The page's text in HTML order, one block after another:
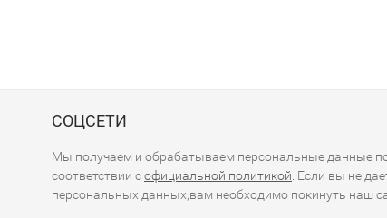
СОЦСЕТИ
Мы получаем и обрабатываем персональные данные
соответствии софициальной политикой . Если вы не
персональных данных,вам необходимо покинуть наш